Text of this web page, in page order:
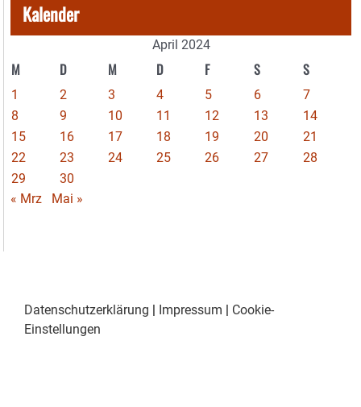
Kalender
April 2024
M D M D F S S
1 2 3 4 5 6
7
8
9 10 11 12 13
14
15
16 17 18 19 20
21
22
23 24 25 26 27
28
29
30
« Mrz
Mai »
Datenschutzerklärung Impressum
Cookie-
Einstellungen